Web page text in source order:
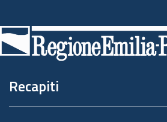
di
pagina
Recapiti